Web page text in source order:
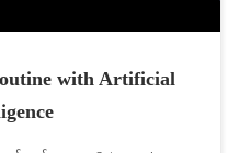
with Artificial